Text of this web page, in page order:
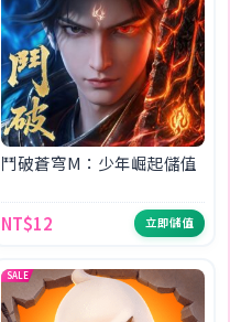
鬥破蒼穹M：少年崛起儲值
NT$12 立即儲值
SALE